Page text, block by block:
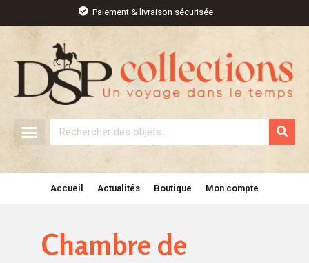
contenu
Paiement & livraison sécurisée
Rechercher
Accueil Actualités Boutique Mon compte
Chambre de